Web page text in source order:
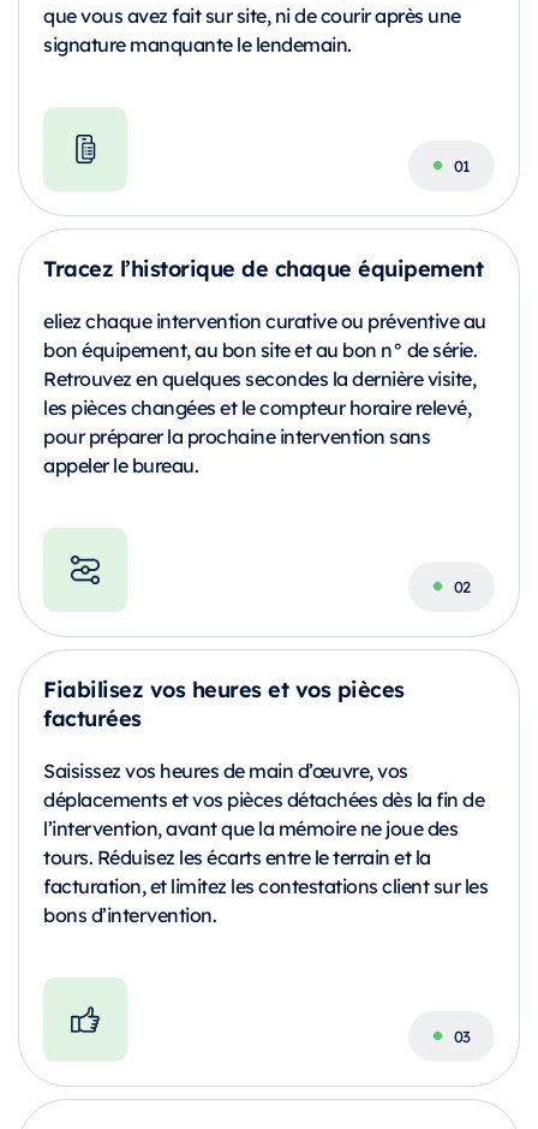
que vous avez fait sur site, ni de courir après une
signature manquante le lendemain.
Tracez l’historique de chaque équipement
eliez chaque intervention curative ou préventive au
bon équipement, au bon site et au bon n° de série.
Retrouvez en quelques secondes la dernière visite,
les pièces changées et le compteur horaire relevé,
pour préparer la prochaine intervention sans
appeler le bureau.
Fiabilisez vos heures et vos pièces
facturées
Saisissez vos heures de main d’œuvre, vos
déplacements et vos pièces détachées dès la fin de
l’intervention, avant que la mémoire ne joue des
tours. Réduisez les écarts entre le terrain et la
facturation, et limitez les contestations client sur les
bons d’intervention.